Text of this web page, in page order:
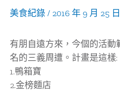
美食紀錄/ 2016 年 9 月 25 日
有朋自遠方來，今個的活動
名的三義周遭。計畫是這樣:
1.鴨箱寶
2.金榜麵店